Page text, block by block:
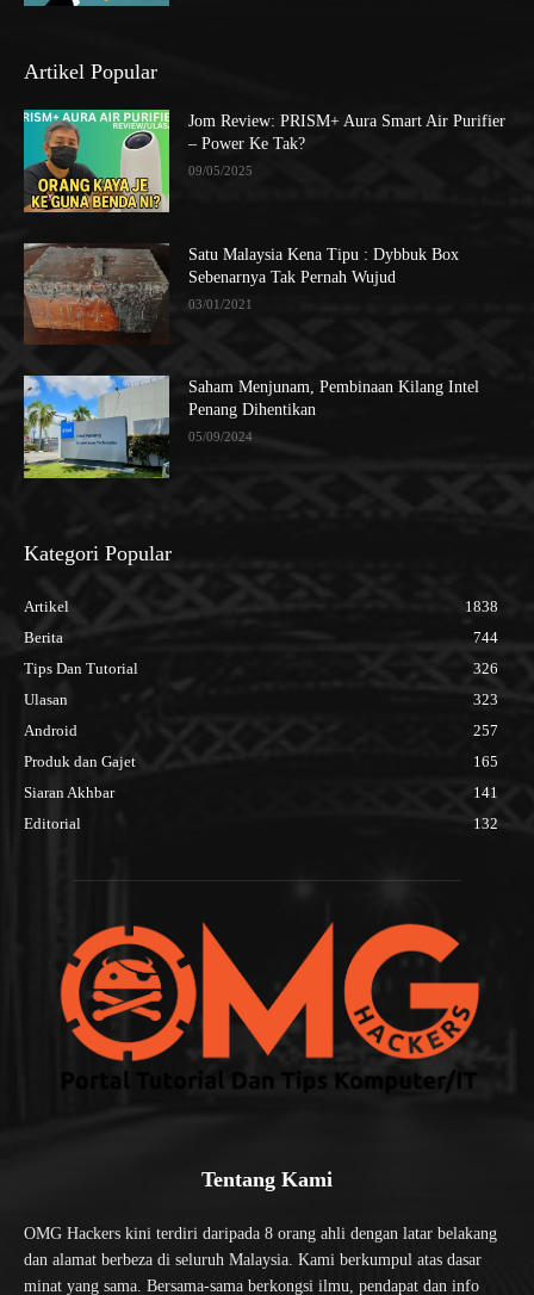
Artikel Popular
Jom Review: PRISM+ Aura Smart Air Purifier
– Power Ke Tak?
09/05/2025
Satu Malaysia Kena Tipu : Dybbuk Box
Sebenarnya Tak Pernah Wujud
03/01/2021
Saham Menjunam, Pembinaan Kilang Intel
Penang Dihentikan
05/09/2024
Kategori Popular
Artikel
1838
Berita
744
Tips Dan Tutorial
326
Ulasan
323
Android
257
Produk dan Gajet
165
Siaran Akhbar
141
Editorial
132
Tentang Kami
OMG Hackers kini terdiri daripada 8 orang ahli dengan latar belakang
dan alamat berbeza di seluruh Malaysia. Kami berkumpul atas dasar
minat yang sama. Bersama-sama berkongsi ilmu, pendapat dan info